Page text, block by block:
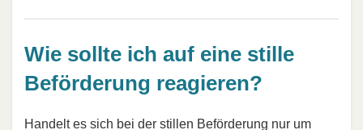
Wie sollte ich auf eine stille
Beförderung reagieren?
Handelt es sich bei der stillen Beförderung nur um